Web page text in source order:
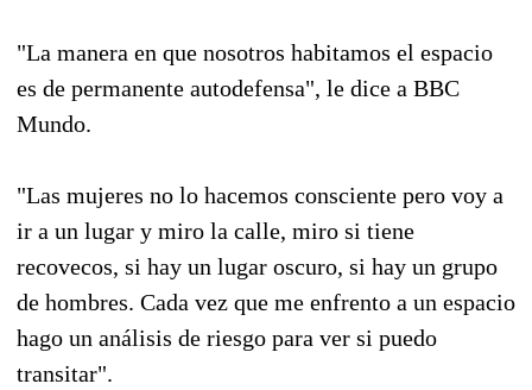
"La manera en que nosotros habitamos el espacio
es de permanente autodefensa", le dice a BBC
Mundo.
"Las mujeres no lo hacemos consciente pero voy a
ir a un lugar y miro la calle, miro si tiene
recovecos, si hay un lugar oscuro, si hay un grupo
de hombres. Cada vez que me enfrento a un espacio
hago un análisis de riesgo para ver si puedo
transitar".